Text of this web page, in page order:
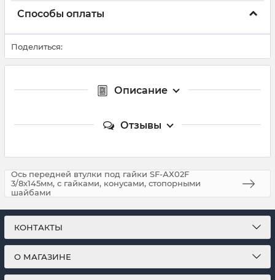
Способы оплаты
Поделиться:
Описание
Отзывы
Ось передней втулки под гайки SF-АХ02F
3/8х145мм, с гайками, конусами, стопорными
шайбами
КОНТАКТЫ
О МАГАЗИНЕ